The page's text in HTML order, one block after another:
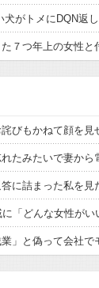
犬がトメにDQN返